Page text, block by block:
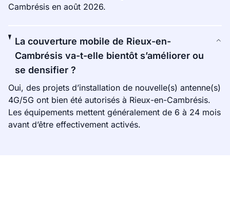
Cambrésis en août 2026.
La couverture mobile de Rieux-en-
Cambrésis va-t-elle bientôt s’améliorer ou
se densifier ?
Oui, des projets d’installation de nouvelle(s) antenne(s)
4G/5G ont bien été autorisés à Rieux-en-Cambrésis.
Les équipements mettent généralement de 6 à 24 mois
avant d’être effectivement activés.